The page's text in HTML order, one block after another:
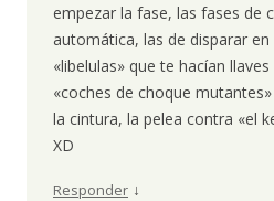
empezar la fase, las fases de
automática, las de disparar
«libelulas» que te hacían
«coches de choque
la cintura, la pelea contra «el
XD
Responder ↓